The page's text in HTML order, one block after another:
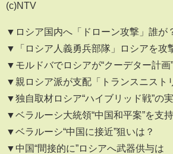
(c)NTV
▼ロシア国内へ「ドローン攻撃」誰が
▼「ロシア人義勇兵部隊」ロシアを攻
▼モルドバでロシアが“クーデター計画
▼親ロシア派が支配「トランスニスト
▼独自取材ロシア“ハイブリッド戦”の
▼ベラルーシ大統領“中国和平案”を支持
▼ベラルーシ“中国に接近”狙いは？
▼中国“間接的に”ロシアへ武器供与は